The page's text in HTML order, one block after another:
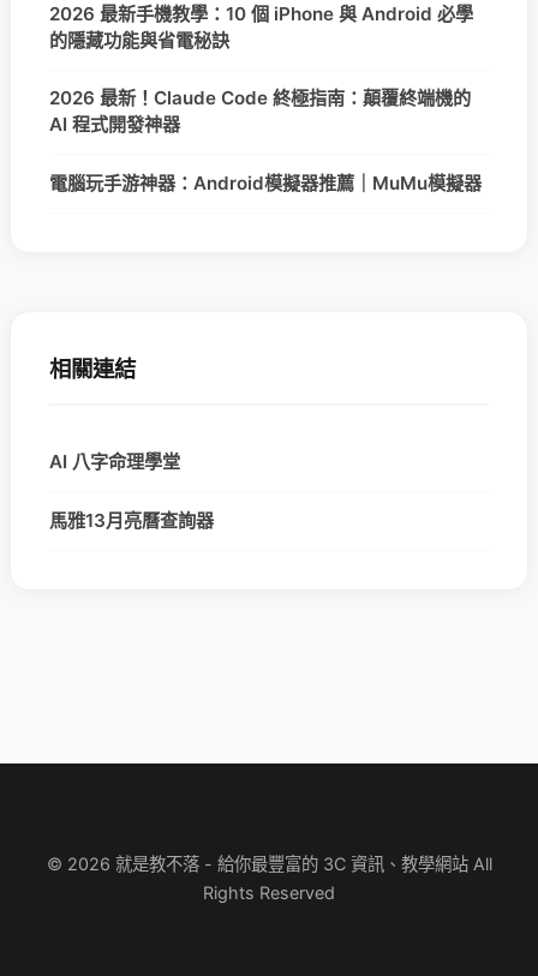
2026 最新手機教學：10 個 iPhone 與 Android 必學
的隱藏功能與省電秘訣
2026 最新！Claude Code 終極指南：顛覆終端機的
AI 程式開發神器
電腦玩手游神器：Android模擬器推薦｜MuMu模擬器
相關連結
AI 八字命理學堂
馬雅13月亮曆查詢器
© 2026 就是教不落 - 給你最豐富的 3C 資訊、教學網站 All
Rights Reserved